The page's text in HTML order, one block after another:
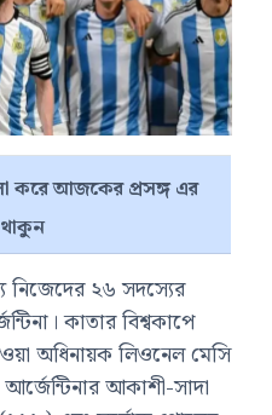
আজকের প্রসঙ্গ এর
নিজেদের ২৬ সদস্যের
কাতার বিশ্বকাপে
অধিনায়ক লিওনেল মেসি
আকাশী-সাদা